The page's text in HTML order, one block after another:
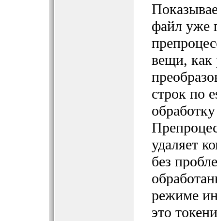
файл уже
вещи, как
строк по
удаляет
без
режиме
это